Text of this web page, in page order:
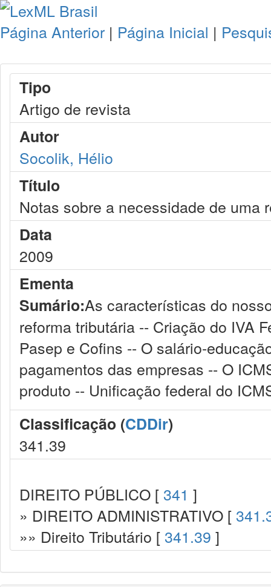
Página Anterior | Página Inicial |
Tipo
Artigo de revista
Autor
Socolik, Hélio
Título
Notas sobre a necessidade de uma
Data
2009
Ementa
Sumário:As características do
reforma tributária -- Criação do IVA
Pasep e Cofins -- O salário-
pagamentos das empresas -- O
produto -- Unificação federal do
Classificação (CDDir)
341.39
DIREITO PÚBLICO [ 341 ]
» DIREITO ADMINISTRATIVO [
»» Direito Tributário [ 341.39 ]